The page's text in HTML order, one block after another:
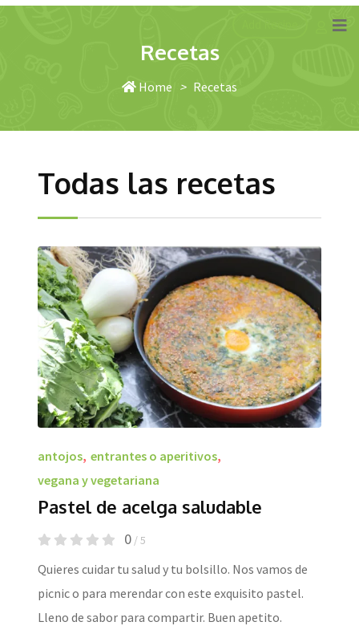
Recetas
Home > Recetas
Todas las recetas
antojos, entrantes o aperitivos,
vegana y vegetariana
Pastel de acelga saludable
0 / 5
Quieres cuidar tu salud y tu bolsillo. Nos vamos de
picnic o para merendar con este exquisito pastel.
Lleno de sabor para compartir. Buen apetito.